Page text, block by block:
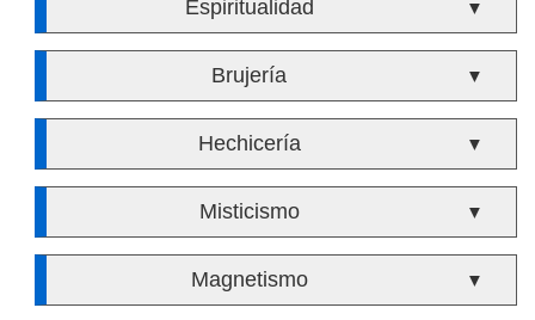
Espiritualidad ▼
Brujería ▼
Hechicería ▼
Misticismo ▼
Magnetismo ▼